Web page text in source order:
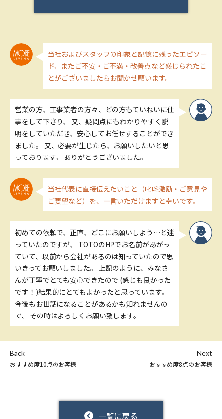
当社およびスタッフの印象と記憶に残ったエピソー
ド、またご不安・ご不満・改善点など感じられたこ
とがございましたらお聞かせ願います。
営業の方、工事業者の方々、どの方もていねいに仕
事をして下さり、 又、疑問点にもわかりやすく説
明をしていただき、安心してお任せすることができ
ました。 又、必要が生じたら、お願いしたいと思
っております。 ありがとうございました。
当社代表に直接伝えたいこと（叱咤激励・ご意見や
ご要望など）を、一言いただけますと幸いです。
初めての依頼で、正直、どこにお願いしよう…と迷
っていたのですが、 TOTOのHPでお名前があがっ
ていて、以前から会社があるのは知っていたので思
いきってお願いしました。 上記のように、みなさ
んが丁寧でとても安心できたので (感じも良かった
です！)結果的にとてもよかったと思っています。
今後もお世話になることがあるかも知れませんの
で、 その時はよろしくお願い致します。
Back
おすすめ度10点のお客様
一覧に戻る
Next
おすすめ度8点のお客様